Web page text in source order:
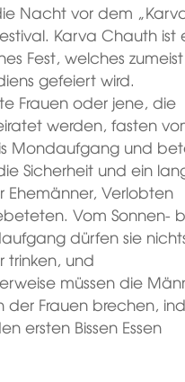
Nacht vor dem
Karva Chauth ist
Fest, welches
gefeiert wird.
Frauen oder jene, die
werden, fasten
Mondaufgang und
Sicherheit und ein
Ehemänner, Verlobten
Vom Sonnen-
dürfen sie
trinken, und
müssen die
der Frauen brechen,
ersten Bissen Essen